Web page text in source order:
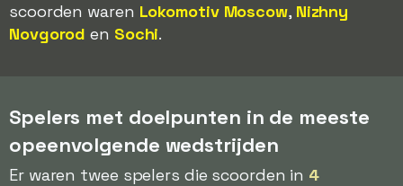
scoorden waren Lokomotiv Moscow, Nizhny
Novgorod en Sochi.
Spelers met doelpunten in de meeste
opeenvolgende wedstrijden
Er waren twee spelers die scoorden in 4